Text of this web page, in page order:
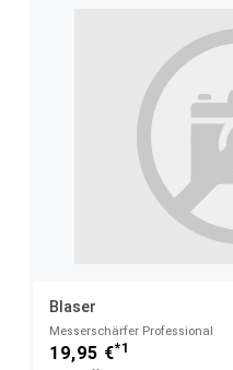
Blaser
Messerschärfer Professional
19,95 €*1